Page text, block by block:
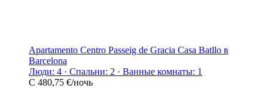
Apartamento Centro Passeig de Gracia Casa Batllo в
Barcelona
Люди: 4 · Спальни: 2 · Ванные комнаты: 1
С 480,75 €/ночь